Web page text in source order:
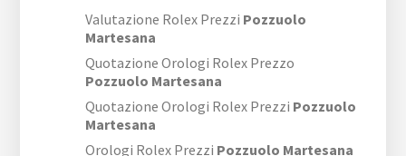
Valutazione Rolex Prezzi Pozzuolo
Martesana
Quotazione Orologi Rolex Prezzo
Pozzuolo Martesana
Quotazione Orologi Rolex Prezzi Pozzuolo
Martesana
Orologi Rolex Prezzi Pozzuolo Martesana